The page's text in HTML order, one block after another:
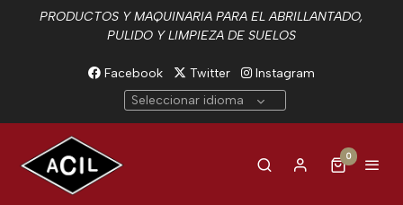
PRODUCTOS Y MAQUINARIA PARA EL ABRILLANTADO,
PULIDO Y LIMPIEZA DE SUELOS
Facebook Twitter
Instagram
Seleccionar idioma
0